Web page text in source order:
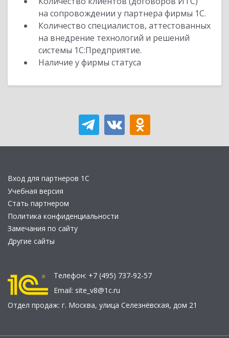
на сопровождении у партнера фирмы 1С.
Количество специалистов, аттестованных
на внедрение технологий и решений
системы 1С:Предприятие.
Наличие у фирмы статуса
Вход для партнеров 1С
Учебная версия
Стать партнером
Политика конфиденциальности
Замечания по сайту
Другие сайты
Телефон: +7 (495) 737-92-57
Email: site_v8@1c.ru
Отдел продаж: г. Москва, улица Селезнёвская, дом 21